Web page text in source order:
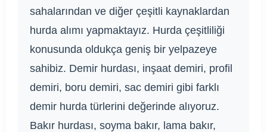
sahalarından ve diğer çeşitli kaynaklardan
hurda alımı yapmaktayız. Hurda çeşitliliği
konusunda oldukça geniş bir yelpazeye
sahibiz. Demir hurdası, inşaat demiri, profil
demiri, boru demiri, sac demiri gibi farklı
demir hurda türlerini değerinde alıyoruz.
Bakır hurdası, soyma bakır, lama bakır,